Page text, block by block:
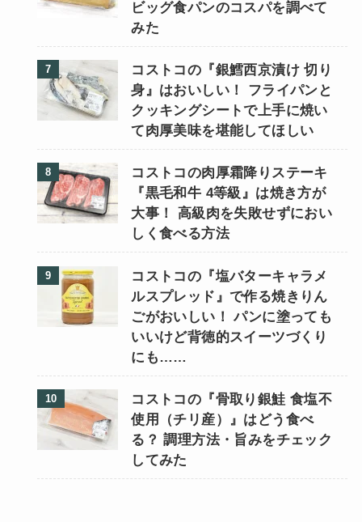
ビッグ食パンのコスパを調べて
みた
コストコの『銀鱈西京漬け 切り
身』はおいしい！ フライパンと
クッキングシートで上手に焼い
て肉厚美味を堪能してほしい
コストコの肉厚霜降りステーキ
『黒毛和牛 4等級』は焼き方が
大事！ 高級肉を失敗せずにおい
しく食べる方法
コストコの『塩バターキャラメ
ルスプレッド』で作る焼きりん
ごがおいしい！ パンに塗っても
いいけど背徳的スイーツづくり
にも……
コストコの『骨取り銀鮭 食塩不
使用（チリ産）』はどう食べ
る？ 調理方法・旨みをチェック
してみた